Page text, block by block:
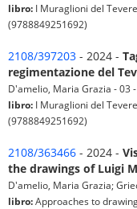
libro: I Muraglioni del
(9788849251692)
2108/397203 - 2024 -
regimentazione del
D'amelio, Maria Grazia - 03
libro: I Muraglioni del
(9788849251692)
2108/363466 - 2024 -
the drawings of Luigi
D'amelio, Maria Grazia;
libro:Approaches to